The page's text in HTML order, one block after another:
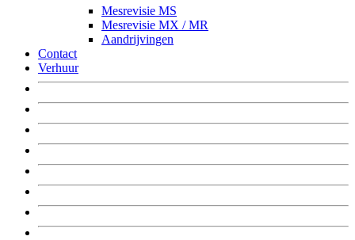
Mesrevisie MS
Mesrevisie MX / MR
Aandrijvingen
Contact
Verhuur